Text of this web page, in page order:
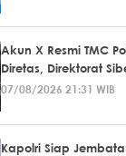
Akun X Resmi TMC
Diretas, Direktorat
07/08/2026 21:31 WIB
Kapolri Siap